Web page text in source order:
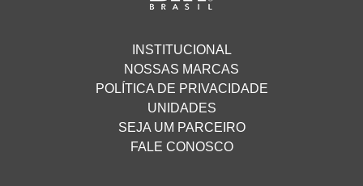
INSTITUCIONAL
NOSSAS MARCAS
POLÍTICA DE PRIVACIDADE
UNIDADES
SEJA UM PARCEIRO
FALE CONOSCO